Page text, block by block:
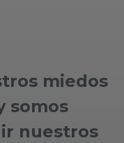
miedos
somos
nuestros